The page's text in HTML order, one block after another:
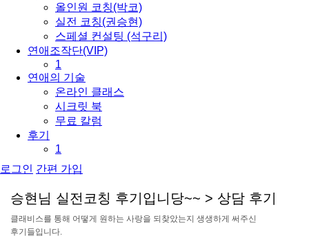
올인원 코칭(박코)
실전 코칭(권승현)
스페셜 컨설팅 (석구리)
연애조작단(VIP)
1
연애의 기술
온라인 클래스
시크릿 북
무료 칼럼
후기
1
로그인 간편 가입
승현 님 실전 코칭 후기 입 니 당~~ > 상담 후기
클래 비 스를 통해 어 떻게 원하는 사랑을 되 찾았는지 생생하게 써 주신
후기 들입 니 다.